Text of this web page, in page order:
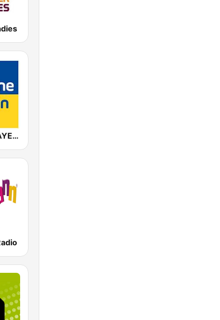
ANTENNE BAYERN